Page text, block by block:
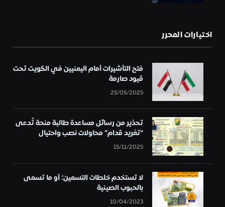
اختيارات المحرر
فتح التأشيرات أمام اليمنيين في الكويت تحت
قيود صارمة
25/05/2025
تحذير من رسائل مساعدة طالبة منحة تُدعى
“تغريد قدام” محاولات نصب واحتيال
15/11/2025
لا تستخدم خلطات التسمين؛ أو ما تسمى
بالحبوب الصينية
10/04/2023